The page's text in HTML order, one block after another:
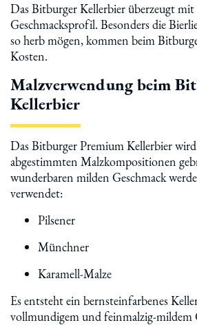
Das Bitburger Kellerbier überzeugt
Geschmacksprofil. Besonders die
so herb mögen, kommen beim
Kosten.
Malzverwendung beim
Kellerbier
Das Bitburger Premium Kellerbier
abgestimmten Malzkompositionen
wunderbaren milden Geschmack
verwendet:
Pilsener
Münchner
Karamell-Malze
Es entsteht ein bernsteinfarbenes
vollmundigem und feinmalzig-mildem